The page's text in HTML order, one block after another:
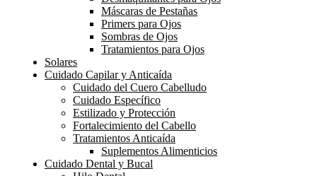
Máscaras de Pestañas
Primers para Ojos
Sombras de Ojos
Tratamientos para Ojos
Solares
Cuidado Capilar y Anticaída
Cuidado del Cuero Cabelludo
Cuidado Específico
Estilizado y Protección
Fortalecimiento del Cabello
Tratamientos Anticaída
Suplementos Alimenticios
Cuidado Dental y Bucal